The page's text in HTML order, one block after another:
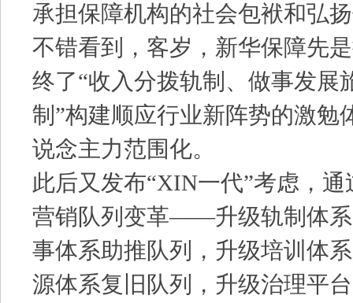
承担保障机构的社会包袱和弘
不错看到，客岁，新华保障先
终了“收入分拨轨制、做事发展
制”构建顺应行业新阵势的激勉
说念主力范围化。
此后又发布“XIN一代”考虑，通
营销队列变革——升级轨制体
事体系助推队列，升级培训体
源体系复旧队列，升级治理平